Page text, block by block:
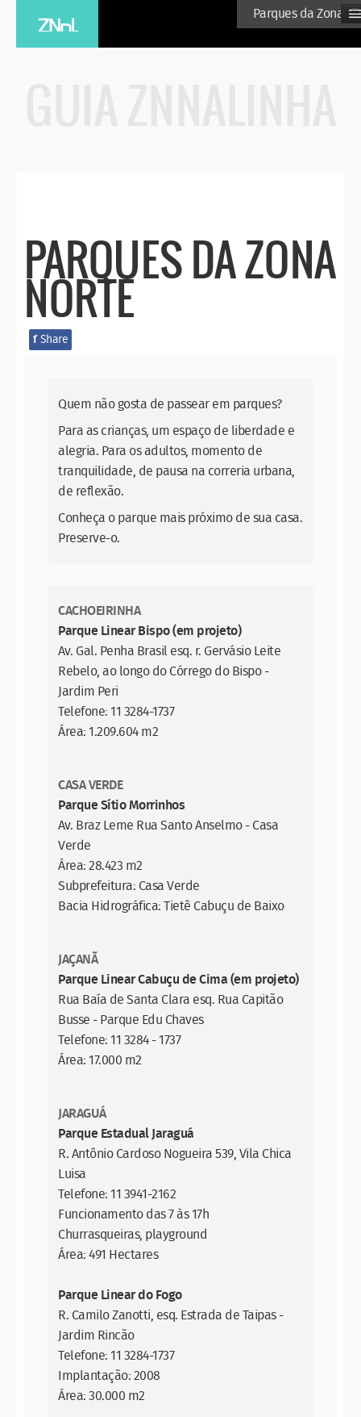
Parques da Zona ≡
PARQUES DA ZONA
NORTE
f Share
Quem não gosta de passear em parques?
Para as crianças, um espaço de liberdade e
alegria. Para os adultos, momento de
tranquilidade, de pausa na correria urbana,
de reflexão.
Conheça o parque mais próximo de sua casa.
Preserve-o.
CACHOEIRINHA
Parque Linear Bispo (em projeto)
Av. Gal. Penha Brasil esq. r. Gervásio Leite
Rebelo, ao longo do Córrego do Bispo -
Jardim Peri
Telefone: 11 3284-1737
Área: 1.209.604 m2
CASA VERDE
Parque Sítio Morrinhos
Av. Braz Leme Rua Santo Anselmo - Casa
Verde
Área: 28.423 m2
Subprefeitura: Casa Verde
Bacia Hidrográfica: Tietê Cabuçu de Baixo
JAÇANÃ
Parque Linear Cabuçu de Cima (em projeto)
Rua Baía de Santa Clara esq. Rua Capitão
Busse - Parque Edu Chaves
Telefone: 11 3284 - 1737
Área: 17.000 m2
JARAGUÁ
Parque Estadual Jaraguá
R. Antônio Cardoso Nogueira 539, Vila Chica
Luisa
Telefone: 11 3941-2162
Funcionamento das 7 às 17h
Churrasqueiras, playground
Área: 491 Hectares
Parque Linear do Fogo
R. Camilo Zanotti, esq. Estrada de Taipas -
Jardim Rincão
Telefone: 11 3284-1737
Implantação: 2008
Área: 30.000 m2